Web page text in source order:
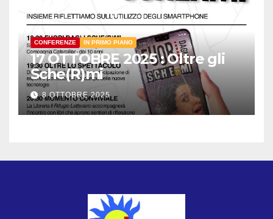
CONFERENZE IN PRIMO PIANO
17 OTTOBRE 2025 : Oltre gli
Sche(R)mi
8 OTTOBRE 2025